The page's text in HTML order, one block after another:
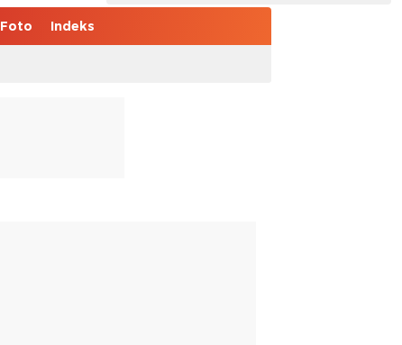
Foto Indeks